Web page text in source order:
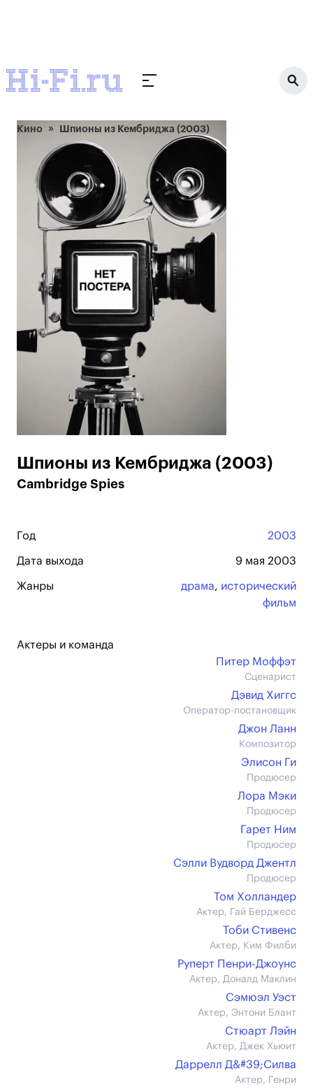
Кино Шпионы из Кембриджа (2003)
Шпионы из Кембриджа (2003)
Cambridge Spies
Год 2003
Дата выхода 9 мая 2003
Жанры драма, исторический
фильм
Актеры и команда
Питер Моффэт
Сценарист
Дэвид Хиггс
Оператор-постановщик
Джон Ланн
Композитор
Элисон Ги
Продюсер
Лора Мэки
Продюсер
Гарет Ним
Продюсер
Сэлли Вудворд Джентл
Продюсер
Том Холландер
Актер, Гай Берджесс
Тоби Стивенс
Актер, Ким Филби
Руперт Пенри-Джоунс
Актер, Доналд Маклин
Сэмюэл Уэст
Актер, Энтони Блант
Стюарт Лэйн
Актер, Джек Хьюит
Даррелл Д&#39;Силва
Актер, Генри